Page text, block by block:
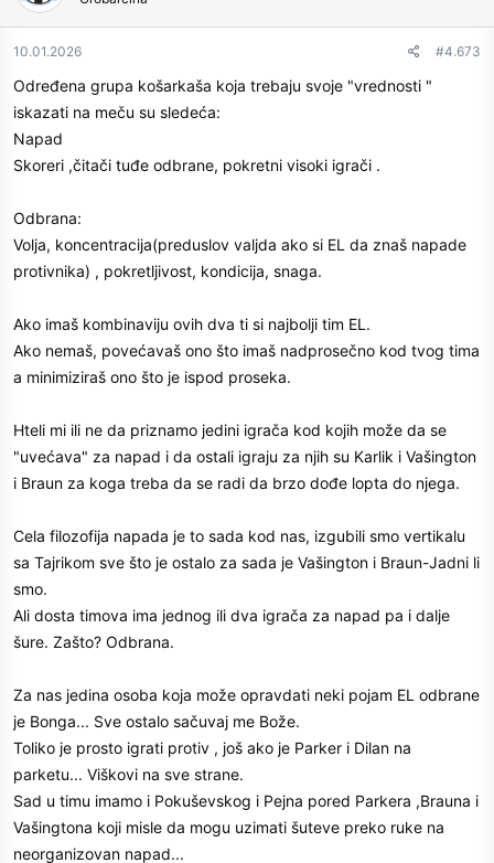
o
n
:
10.01.2026 #4.673
Određena grupa košarkaša koja trebaju svoje "vrednosti "
iskazati na meču su sledeća:
Napad
Skoreri ,čitači tuđe odbrane, pokretni visoki igrači .
Odbrana:
Volja, koncentracija(preduslov valjda ako si EL da znaš napade
protivnika) , pokretljivost, kondicija, snaga.
Ako imaš kombinaviju ovih dva ti si najbolji tim EL.
Ako nemaš, povećavaš ono što imaš nadprosečno kod tvog tima
a minimiziraš ono što je ispod proseka.
Hteli mi ili ne da priznamo jedini igrača kod kojih može da se
"uvećava" za napad i da ostali igraju za njih su Karlik i Vašington
i Braun za koga treba da se radi da brzo dođe lopta do njega.
Cela filozofija napada je to sada kod nas, izgubili smo vertikalu
sa Tajrikom sve što je ostalo za sada je Vašington i Braun-Jadni li
smo.
Ali dosta timova ima jednog ili dva igrača za napad pa i dalje
šure. Zašto? Odbrana.
Za nas jedina osoba koja može opravdati neki pojam EL odbrane
je Bonga... Sve ostalo sačuvaj me Bože.
Toliko je prosto igrati protiv , još ako je Parker i Dilan na
parketu... Viškovi na sve strane.
Sad u timu imamo i Pokuševskog i Pejna pored Parkera ,Brauna i
Vašingtona koji misle da mogu uzimati šuteve preko ruke na
neorganizovan napad...